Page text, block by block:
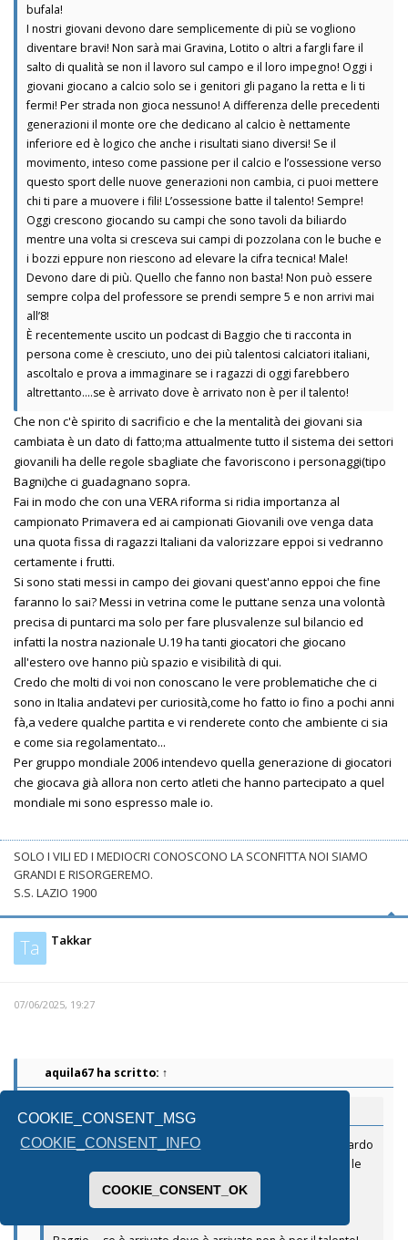
COOKIE_CONSENT_MSG
COOKIE_CONSENT_INFO
COOKIE_CONSENT_OK
bufala!
I nostri giovani devono dare semplicemente di più se vogliono
diventare bravi! Non sarà mai Gravina, Lotito o altri a fargli fare il
salto di qualità se non il lavoro sul campo e il loro impegno! Oggi i
giovani giocano a calcio solo se i genitori gli pagano la retta e li ti
fermi! Per strada non gioca nessuno! A differenza delle precedenti
generazioni il monte ore che dedicano al calcio è nettamente
inferiore ed è logico che anche i risultati siano diversi! Se il
movimento, inteso come passione per il calcio e l’ossessione verso
questo sport delle nuove generazioni non cambia, ci puoi mettere
chi ti pare a muovere i fili! L’ossessione batte il talento! Sempre!
Oggi crescono giocando su campi che sono tavoli da biliardo
mentre una volta si cresceva sui campi di pozzolana con le buche e
i bozzi eppure non riescono ad elevare la cifra tecnica! Male!
Devono dare di più. Quello che fanno non basta! Non può essere
sempre colpa del professore se prendi sempre 5 e non arrivi mai
all’8!
È recentemente uscito un podcast di Baggio che ti racconta in
persona come è cresciuto, uno dei più talentosi calciatori italiani,
ascoltalo e prova a immaginare se i ragazzi di oggi farebbero
altrettanto….se è arrivato dove è arrivato non è per il talento!
Che non c'è spirito di sacrificio e che la mentalità dei giovani sia
cambiata è un dato di fatto;ma attualmente tutto il sistema dei settori
giovanili ha delle regole sbagliate che favoriscono i personaggi(tipo
Bagni)che ci guadagnano sopra.
Fai in modo che con una VERA riforma si ridia importanza al
campionato Primavera ed ai campionati Giovanili ove venga data
una quota fissa di ragazzi Italiani da valorizzare eppoi si vedranno
certamente i frutti.
Si sono stati messi in campo dei giovani quest'anno eppoi che fine
faranno lo sai? Messi in vetrina come le puttane senza una volontà
precisa di puntarci ma solo per fare plusvalenze sul bilancio ed
infatti la nostra nazionale U.19 ha tanti giocatori che giocano
all'estero ove hanno più spazio e visibilità di qui.
Credo che molti di voi non conoscano le vere problematiche che ci
sono in Italia andatevi per curiosità,come ho fatto io fino a pochi anni
fà,a vedere qualche partita e vi renderete conto che ambiente ci sia
e come sia regolamentato...
Per gruppo mondiale 2006 intendevo quella generazione di giocatori
che giocava già allora non certo atleti che hanno partecipato a quel
mondiale mi sono espresso male io.
SOLO I VILI ED I MEDIOCRI CONOSCONO LA SCONFITTA NOI SIAMO
GRANDI E RISORGEREMO.
S.S. LAZIO 1900
Ta Takkar
07/06/2025, 19:27
aquila67 ha scritto: ↑
Takkarha scritto:↑
Oggi crescono giocando su campi che sono tavoli da biliardo
mentre una volta si cresceva sui campi di pozzolana con le
buche e i bozzi eppure non riescono ad elevare la cifra
tecnica!